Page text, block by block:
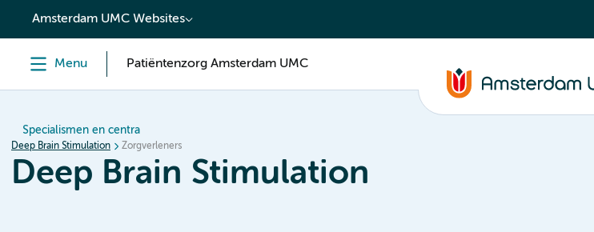
content
Amsterdam UMC Websites
Menu Patiëntenzorg Amsterdam UMC
Specialismen en centra
Deep Brain Stimulation Zorgverleners
Deep Brain Stimulation